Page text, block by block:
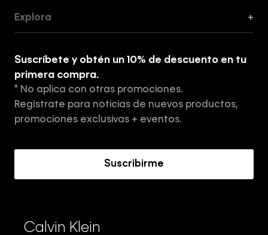
Tiendas
Aviso de privacidad
Términos y Condiciones
Explora +
Suscríbete y obtén un 10% de descuento en tu
primera compra.
* No aplica con otras promociones.
Regístrate para noticias de nuevos productos,
promociones exclusivas + eventos.
Suscribirme
Calvin Klein